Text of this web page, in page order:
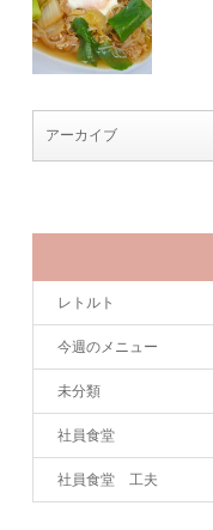
レトルト
今週のメニュー
未分類
社員食堂
社員食堂 工夫